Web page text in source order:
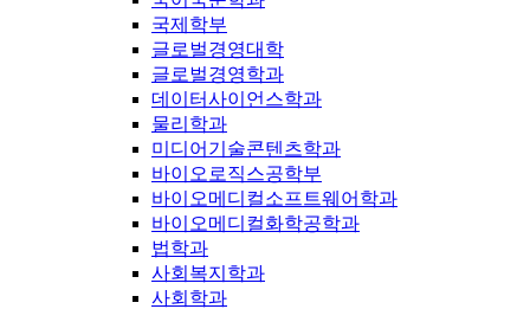
국제학부
글로벌경영대학
글로벌경영학과
데이터사이언스학과
물리학과
미디어기술콘텐츠학과
바이오로직스공학부
바이오메디컬소프트웨어학과
바이오메디컬화학공학과
법학과
사회복지학과
사회학과